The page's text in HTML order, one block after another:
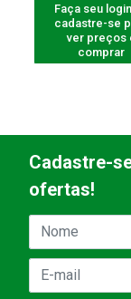
Faça seu
cadastre-se
ver preços
comprar
Cadastre-
ofertas!